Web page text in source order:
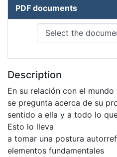
PDF documents
Description
En su relación con el
se pregunta acerca de su
sentido a ella y a todo lo
Esto lo lleva
a tomar una postura
elementos fundamentales